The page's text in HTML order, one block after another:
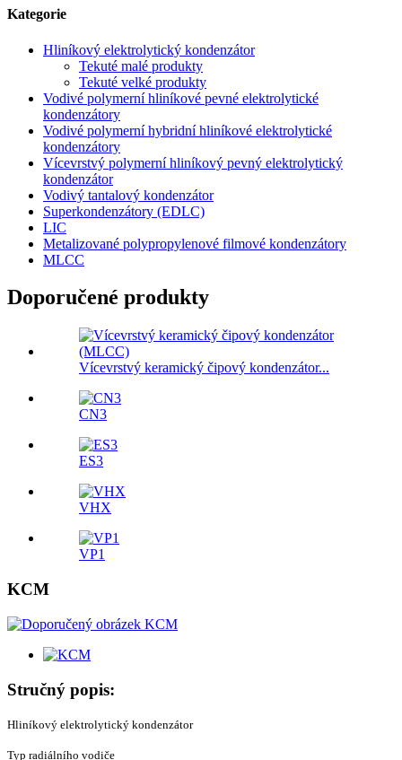
Kategorie
Hliníkový elektrolytický kondenzátor
Tekuté malé produkty
Tekuté velké produkty
Vodivé polymerní hliníkové pevné elektrolytické
kondenzátory
Vodivé polymerní hybridní hliníkové elektrolytické
kondenzátory
Vícevrstvý polymerní hliníkový pevný elektrolytický
kondenzátor
Vodivý tantalový kondenzátor
Superkondenzátory (EDLC)
LIC
Metalizované polypropylenové filmové kondenzátory
MLCC
Doporučené produkty
Vícevrstvý keramický čipový kondenzátor...
CN3
ES3
VHX
VP1
KCM
Stručný popis:
Hliníkový elektrolytický kondenzátor
Typ radiálního vodiče